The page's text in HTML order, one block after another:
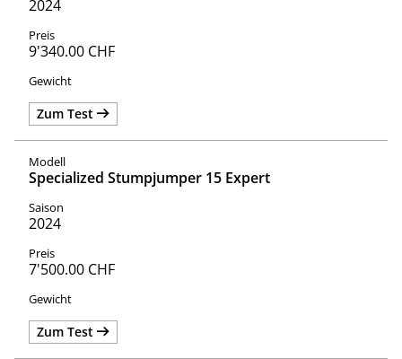
2024
9'340.00 CHF
Zum Test
Specialized Stumpjumper 15 Expert
2024
7'500.00 CHF
Zum Test